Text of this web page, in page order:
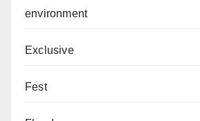
environment
Exclusive
Fest